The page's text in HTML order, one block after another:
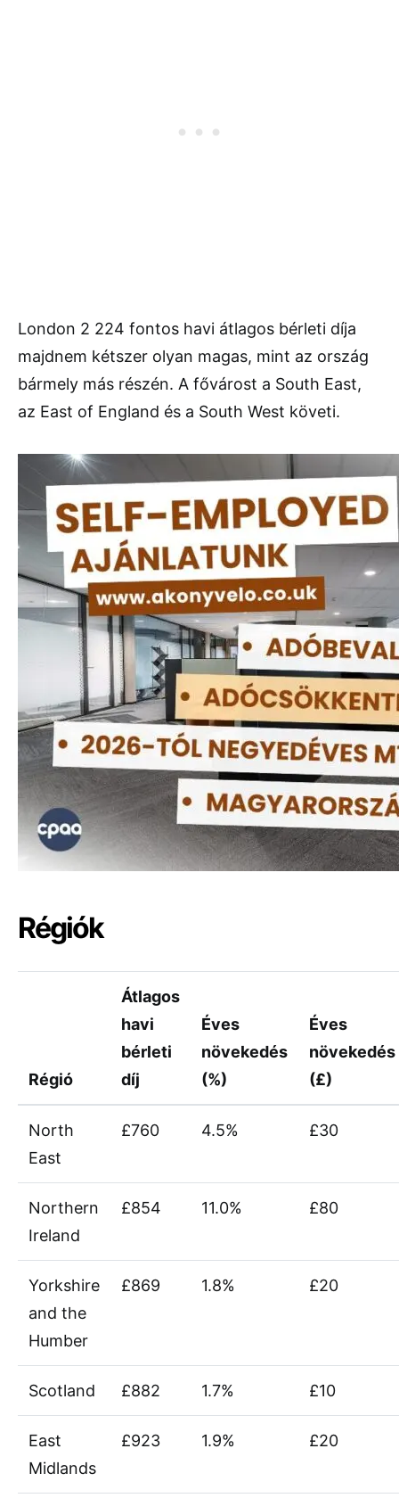
London 2 224 fontos havi átlagos bérleti díja
majdnem kétszer olyan magas, mint az ország
bármely más részén. A fővárost a South East,
az East of England és a South West követi.
Régiók
Régió
Átlagos
havi
bérleti
díj
Éves
növekedés
(%)
Éves
növekedés
(£)
North
East
£760 4.5% £30
Northern
Ireland
£854 11.0% £80
Yorkshire
and the
Humber
£869 1.8% £20
Scotland £882 1.7% £10
East
Midlands
£923 1.9% £20